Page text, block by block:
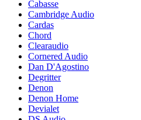
Cabasse
Cambridge Audio
Cardas
Chord
Clearaudio
Cornered Audio
Dan D'Agostino
Degritter
Denon
Denon Home
Devialet